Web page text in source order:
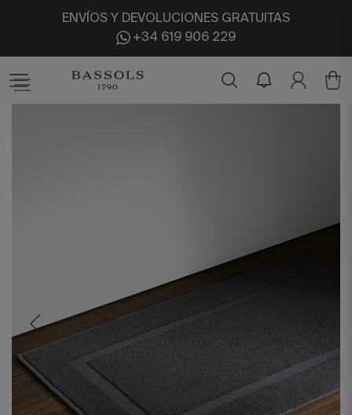
ENVÍOS Y DEVOLUCIONES GRATUITAS
+34 619 906 229